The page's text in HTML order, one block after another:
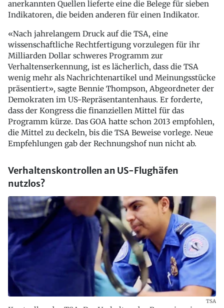
anerkannten Quellen lieferte eine die Belege für sieben
Indikatoren, die beiden anderen für einen Indikator.
«Nach jahrelangem Druck auf die TSA, eine
wissenschaftliche Rechtfertigung vorzulegen für ihr
Milliarden Dollar schweres Programm zur
Verhaltenserkennung, ist es lächerlich, dass die TSA
wenig mehr als Nachrichtenartikel und Meinungsstücke
präsentiert», sagte Bennie Thompson, Abgeordneter der
Demokraten im US-Repräsentantenhaus. Er forderte,
dass der Kongress die finanziellen Mittel für das
Programm kürze. Das GOA hatte schon 2013 empfohlen,
die Mittel zu deckeln, bis die TSA Beweise vorlege. Neue
Empfehlungen gab der Rechnungshof nun nicht ab.
Verhaltenskontrollen an US-Flughäfen
nutzlos?
TSA